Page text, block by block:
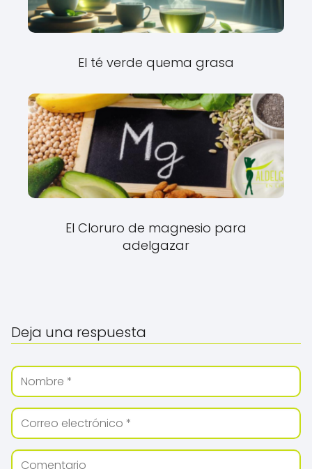
El té verde quema grasa
El Cloruro de magnesio para
adelgazar
Deja una respuesta